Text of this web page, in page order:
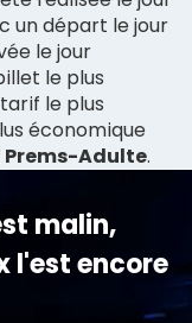
un départ le jour
le jour
le plus
le plus
économique
Prems-Adulte.
malin,
l'est encore